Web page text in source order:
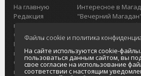
На главную
Редакция
портала
О проекте
Реклама на
портале
Отзывы и
предложения
Интересное в
"Вечерний
Городская доска
Реклама
Главный
Колымы
Политика в
персональных
Файлы cookie и политика
На сайте используются cookie-
пользоваться данным сайтом, вы
свое согласие на использование
соответствии с настоящим